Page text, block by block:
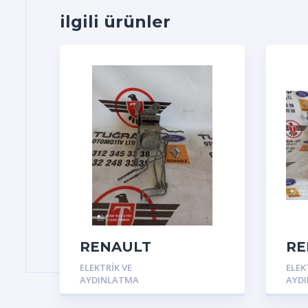
ilgili ürünler
RENAULT
MEGANE2 2002-
2009 ABS BEYNİ
ELEKTRIK VE
AYDINLATMA